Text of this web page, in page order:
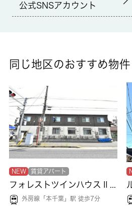
な賃貸情報を取り扱っております。千
公式SNSアカウント
同じ地区のおすすめ物件
NEW 賃貸アパート
外房線「 本千葉」駅 徒歩7分